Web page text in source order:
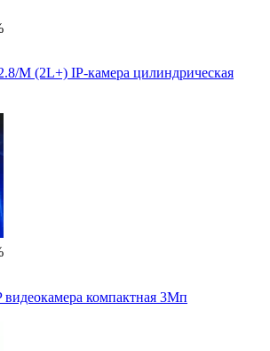
M (2L+) IP-камера цилиндрическая
видеокамера компактная 3Мп